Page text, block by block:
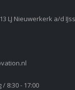
LJ Nieuwerkerk a/d
8:30 - 17:00